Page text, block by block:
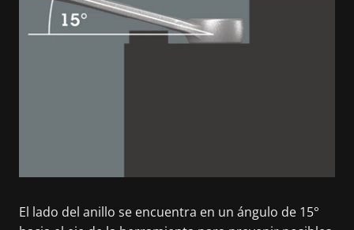
El lado del anillo se encuentra en un ángulo de 15°